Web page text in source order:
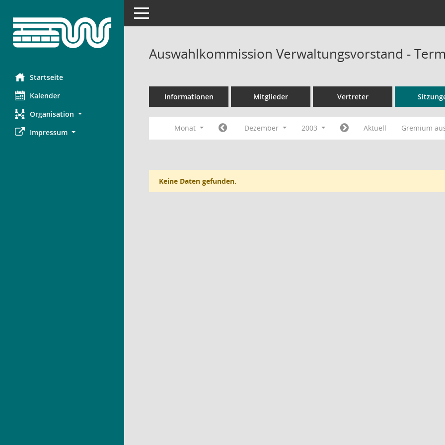
Startseite
Kalender
Organisation
Impressum
Toggle navigation
Auswahlkommission Verwaltungsvorstand -
Informationen Mitglieder Vertreter
Monat Dezember 2003 Aktuell Gremium
Keine Daten gefunden.